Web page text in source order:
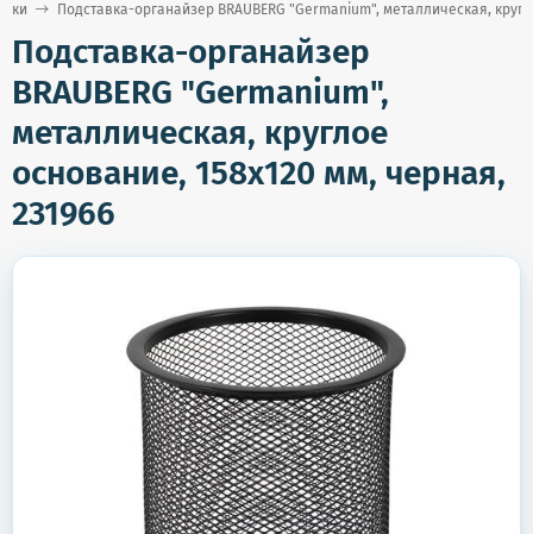
Подставка-органайзер BRAUBERG "Germanium", металлическая,
Подставка-органайзер
BRAUBERG "Germanium",
металлическая, круглое
основание, 158х120 мм, черная,
231966